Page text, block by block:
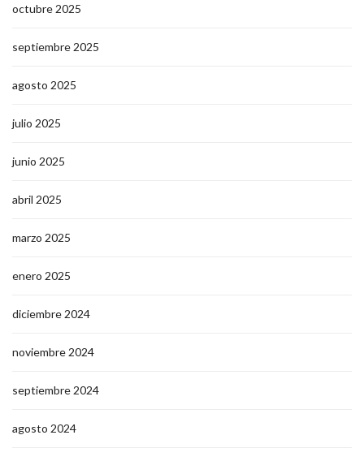
octubre 2025
septiembre 2025
agosto 2025
julio 2025
junio 2025
abril 2025
marzo 2025
enero 2025
diciembre 2024
noviembre 2024
septiembre 2024
agosto 2024